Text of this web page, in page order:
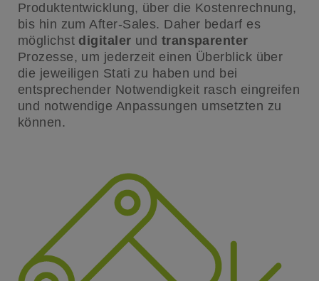
Produktentwicklung, über die Kostenrechnung,
bis hin zum After-Sales. Daher bedarf es
möglichst digitaler und transparenter
Prozesse, um jederzeit einen Überblick über
die jeweiligen Stati zu haben und bei
entsprechender Notwendigkeit rasch eingreifen
und notwendige Anpassungen umsetzten zu
können.